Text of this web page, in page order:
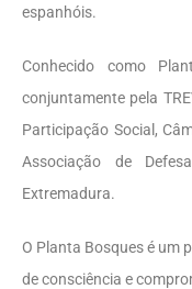
espanhóis.
Conhecido como
conjuntamente pela
Participação Social,
Associação de
Extremadura.
O Planta Bosques é um
de consciência e